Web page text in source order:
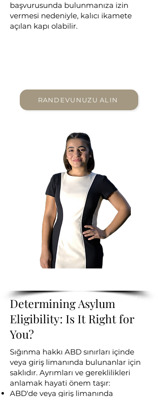
başvurusunda bulunmanıza izin
vermesi nedeniyle, kalıcı ikamete
açılan kapı olabilir.
RANDEVUNUZU ALIN
Determining Asylum
Eligibility: Is It Right for
You?
Sığınma hakkı ABD sınırları içinde
veya giriş limanında bulunanlar için
saklıdır. Ayrımları ve gereklilikleri
anlamak hayati önem taşır:
ABD'de veya giriş limanında